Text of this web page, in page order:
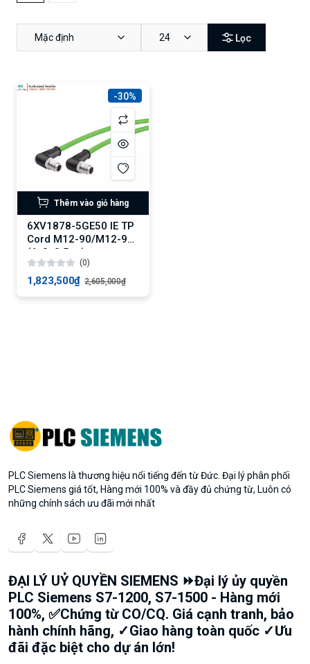
Mặc định 24 Lọc
-30%
Thêm vào giỏ hàng
6XV1878-5GE50 IE TP
Cord M12-90/M12-90
(4x2, 0.5 m)
(0)
1,823,500₫ 2,605,000₫
PLC Siemens là thương hiệu nổi tiếng đến từ Đức. Đại lý phân phối
PLC Siemens giá tốt, Hàng mới 100% và đầy đủ chứng từ, Luôn có
những chính sách ưu đãi mới nhất
ĐẠI LÝ UỶ QUYỀN SIEMENS ⏩Đại lý ủy quyền
PLC Siemens S7-1200, S7-1500 - Hàng mới
100%, ✅Chứng từ CO/CQ. Giá cạnh tranh, bảo
hành chính hãng, ✓Giao hàng toàn quốc ✓Ưu
đãi đặc biệt cho dự án lớn!